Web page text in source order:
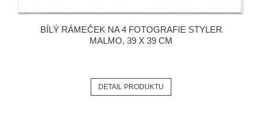
BÍLÝ RÁMEČEK NA 4 FOTOGRAFIE STYLER
MALMO, 39 X 39 CM
DETAIL PRODUKTU